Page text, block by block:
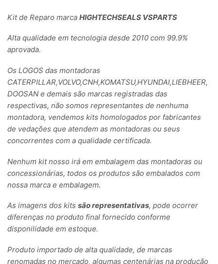
Kit de Reparo marca HIGHTECHSEALS VSPARTS
Alta qualidade em tecnologia desde 2010 com 99.9%
aprovada.
Os LOGOS das montadoras
CATERPILLAR,VOLVO,CNH,KOMATSU,HYUNDAI,LIEBHEER,
DOOSAN e demais são marcas registradas das
respectivas, não somos representantes de nenhuma
montadora, vendemos kits homologados por fabricantes
de vedações que atendem as montadoras ou seus
concorrentes com a qualidade certificada.
Nenhum kit nosso irá em embalagem das montadoras ou
concessionárias, todos os produtos são embalados com
nossa marca e embalagem.
As imagens dos kits são representativas, pode ocorrer
diferenças no produto final fornecido conforme
disponilidade em estoque.
Produto importado de alta qualidade, de marcas
renomadas no mercado, algumas centenárias na produção